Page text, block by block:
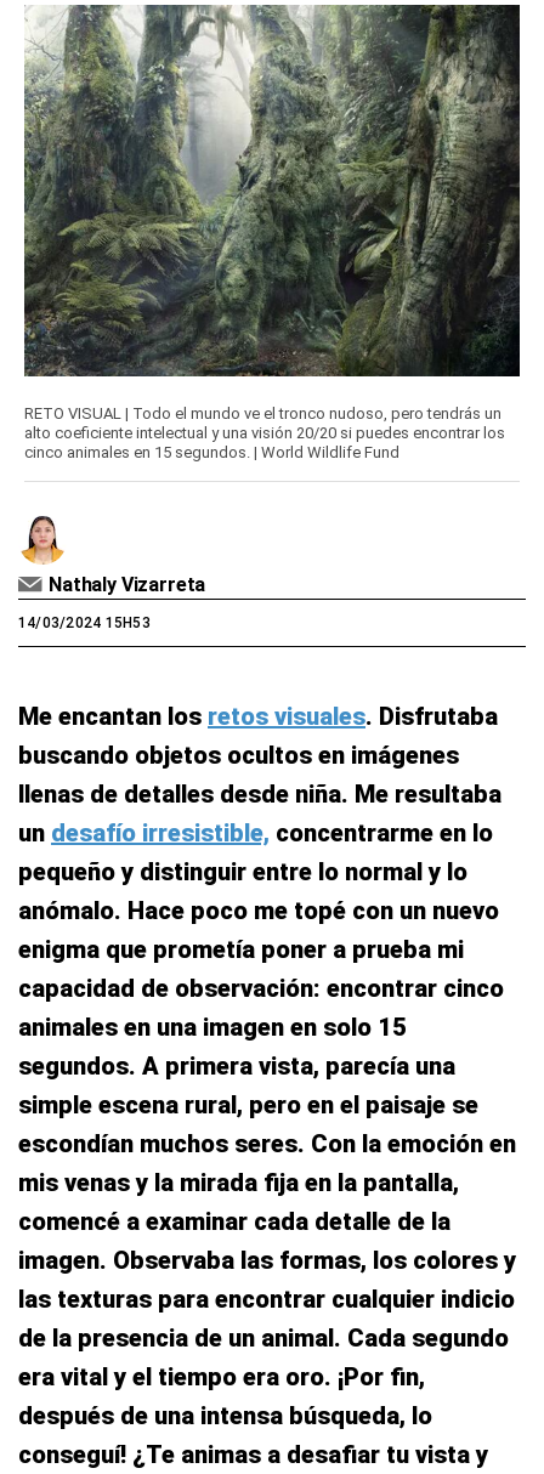
RETO VISUAL | Todo el mundo ve el tronco nudoso, pero tendrás un
alto coeficiente intelectual y una visión 20/20 si puedes encontrar los
cinco animales en 15 segundos. | World Wildlife Fund
Nathaly Vizarreta
14/03/2024 15H53
Me encantan los retos visuales. Disfrutaba
buscando objetos ocultos en imágenes
llenas de detalles desde niña. Me resultaba
un desafío irresistible, concentrarme en lo
pequeño y distinguir entre lo normal y lo
anómalo. Hace poco me topé con un nuevo
enigma que prometía poner a prueba mi
capacidad de observación: encontrar cinco
animales en una imagen en solo 15
segundos. A primera vista, parecía una
simple escena rural, pero en el paisaje se
escondían muchos seres. Con la emoción en
mis venas y la mirada fija en la pantalla,
comencé a examinar cada detalle de la
imagen. Observaba las formas, los colores y
las texturas para encontrar cualquier indicio
de la presencia de un animal. Cada segundo
era vital y el tiempo era oro. ¡Por fin,
después de una intensa búsqueda, lo
conseguí! ¿Te animas a desafiar tu vista y